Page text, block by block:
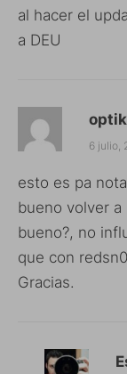
al hacer el
a DEU
6 julio,
esto es pa
bueno volver a
bueno?, no
que con
Gracias.